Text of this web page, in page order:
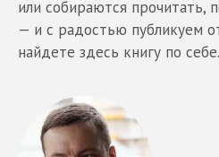
или собираются прочитать,
— и с радостью публикуем
найдете здесь книгу по себе.